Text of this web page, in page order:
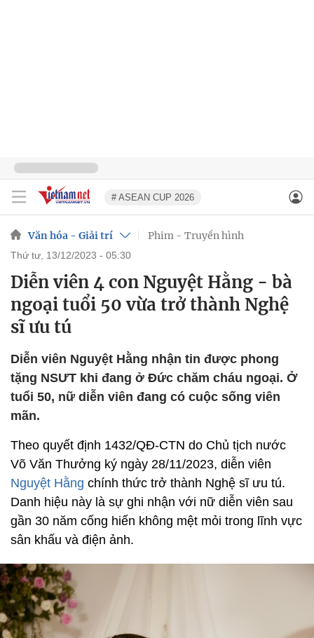
# ASEAN CUP 2026
Văn hóa - Giải trí Phim - Truyền hình
thứ tư, 13/12/2023 - 05:30
Diễn viên 4 con Nguyệt Hằng - bà
ngoại tuổi 50 vừa trở thành Nghệ
sĩ ưu tú
Diễn viên Nguyệt Hằng nhận tin được phong
tặng NSƯT khi đang ở Đức chăm cháu ngoại. Ở
tuổi 50, nữ diễn viên đang có cuộc sống viên
mãn.
Theo quyết định 1432/QĐ-CTN do Chủ tịch nước
Võ Văn Thưởng ký ngày 28/11/2023, diễn viên
Nguyệt Hằng chính thức trở thành Nghệ sĩ ưu tú.
Danh hiệu này là sự ghi nhận với nữ diễn viên sau
gần 30 năm cống hiến không mệt mỏi trong lĩnh vực
sân khấu và điện ảnh.